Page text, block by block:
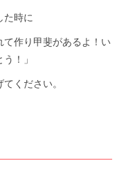
た時に
て作り甲斐があるよ！い
！」
ください。